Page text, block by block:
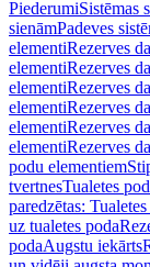
PiederumiSistēmas
sienāmPadeves
elementiRezerves
elementiRezerves
elementiRezerves
elementiRezerves
elementiRezerves
elementiRezerves
podu elementiem
tvertnesTualetes
paredzētas:
uz tualetes poda
podaAugstu iekārts